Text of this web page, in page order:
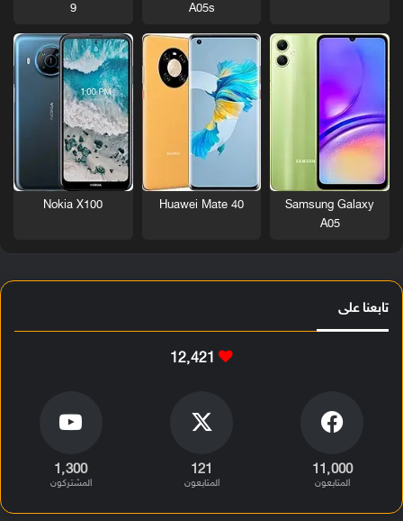
A05s
9
Samsung Galaxy
A05
Huawei Mate 40
Nokia X100
تابعنا على
12٬421
11٬000
المتابعون
121
المتابعون
1٬300
المشتركون